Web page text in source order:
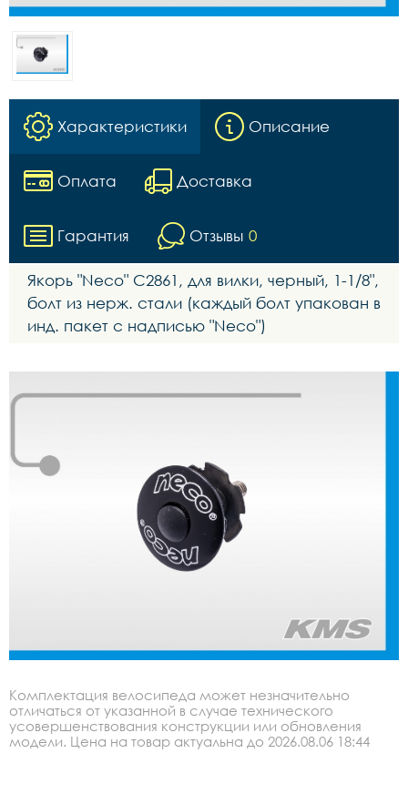
Характеристики Описание
Оплата Доставка
Гарантия Отзывы 0
Якорь "Neco" C2861, для вилки, черный, 1-1/8",
болт из нерж. стали (каждый болт упакован в
инд. пакет с надписью "Neco")
Комплектация велосипеда может незначительно
отличаться от указанной в случае технического
усовершенствования конструкции или обновления
модели. Цена на товар актуальна до 2026.08.06 18:44